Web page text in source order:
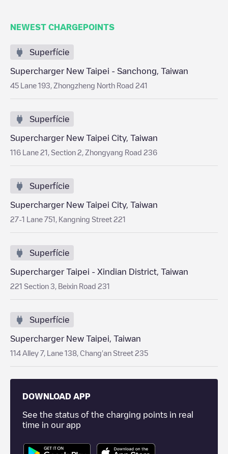
NEWEST CHARGEPOINTS
Superfície
Supercharger New Taipei - Sanchong, Taiwan
45 Lane 193, Zhongzheng North Road 241
Superfície
Supercharger New Taipei City, Taiwan
116 Lane 21, Section 2, Zhongyang Road 236
Superfície
Supercharger New Taipei City, Taiwan
27-1 Lane 751, Kangning Street 221
Superfície
Supercharger Taipei - Xindian District, Taiwan
221 Section 3, Beixin Road 231
Superfície
Supercharger New Taipei, Taiwan
114 Alley 7, Lane 138, Chang'an Street 235
DOWNLOAD APP
See the status of the charging points in real
time in our app